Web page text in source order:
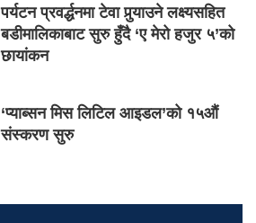
पर्यटन प्रवर्द्धनमा टेवा पुर्‍याउने लक्ष्यसहित
बडीमालिकाबाट सुरु हुँदै ‘ए मेरो हजुर ५’को
छायांकन
‘प्याब्सन मिस लिटिल आइडल’को १५औं
संस्करण सुरु